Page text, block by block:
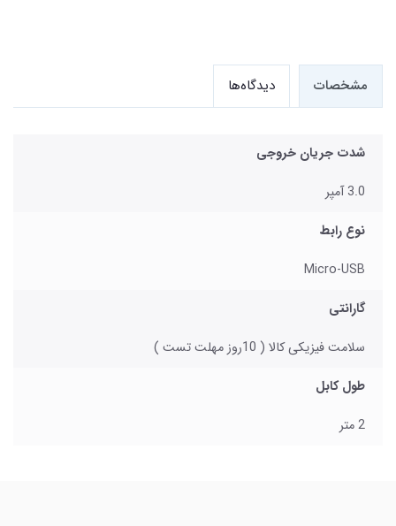
مشخصات دیدگاه‌ها
شدت جریان خروجی
3.0 آمپر
نوع رابط
Micro-USB
گارانتی
سلامت فیزیکی کالا ( 10روز مهلت تست )
طول کابل
2 متر